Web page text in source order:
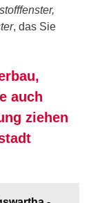
, das Sie
auch
ziehen